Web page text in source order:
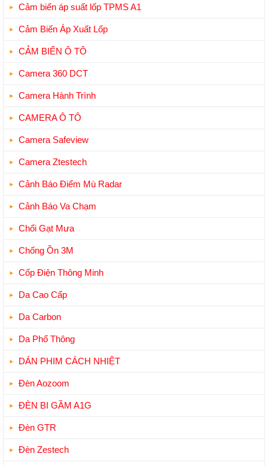
Cảm biến áp suất lốp TPMS A1
Cảm Biến Áp Xuất Lốp
CẢM BIẾN Ô TÔ
Camera 360 DCT
Camera Hành Trình
CAMERA Ô TÔ
Camera Safeview
Camera Ztestech
Cảnh Báo Điểm Mù Radar
Cảnh Báo Va Chạm
Chổi Gạt Mưa
Chống Ồn 3M
Cốp Điện Thông Minh
Da Cao Cấp
Da Carbon
Da Phổ Thông
DÁN PHIM CÁCH NHIỆT
Đèn Aozoom
ĐÈN BI GẦM A1G
Đèn GTR
Đèn Zestech